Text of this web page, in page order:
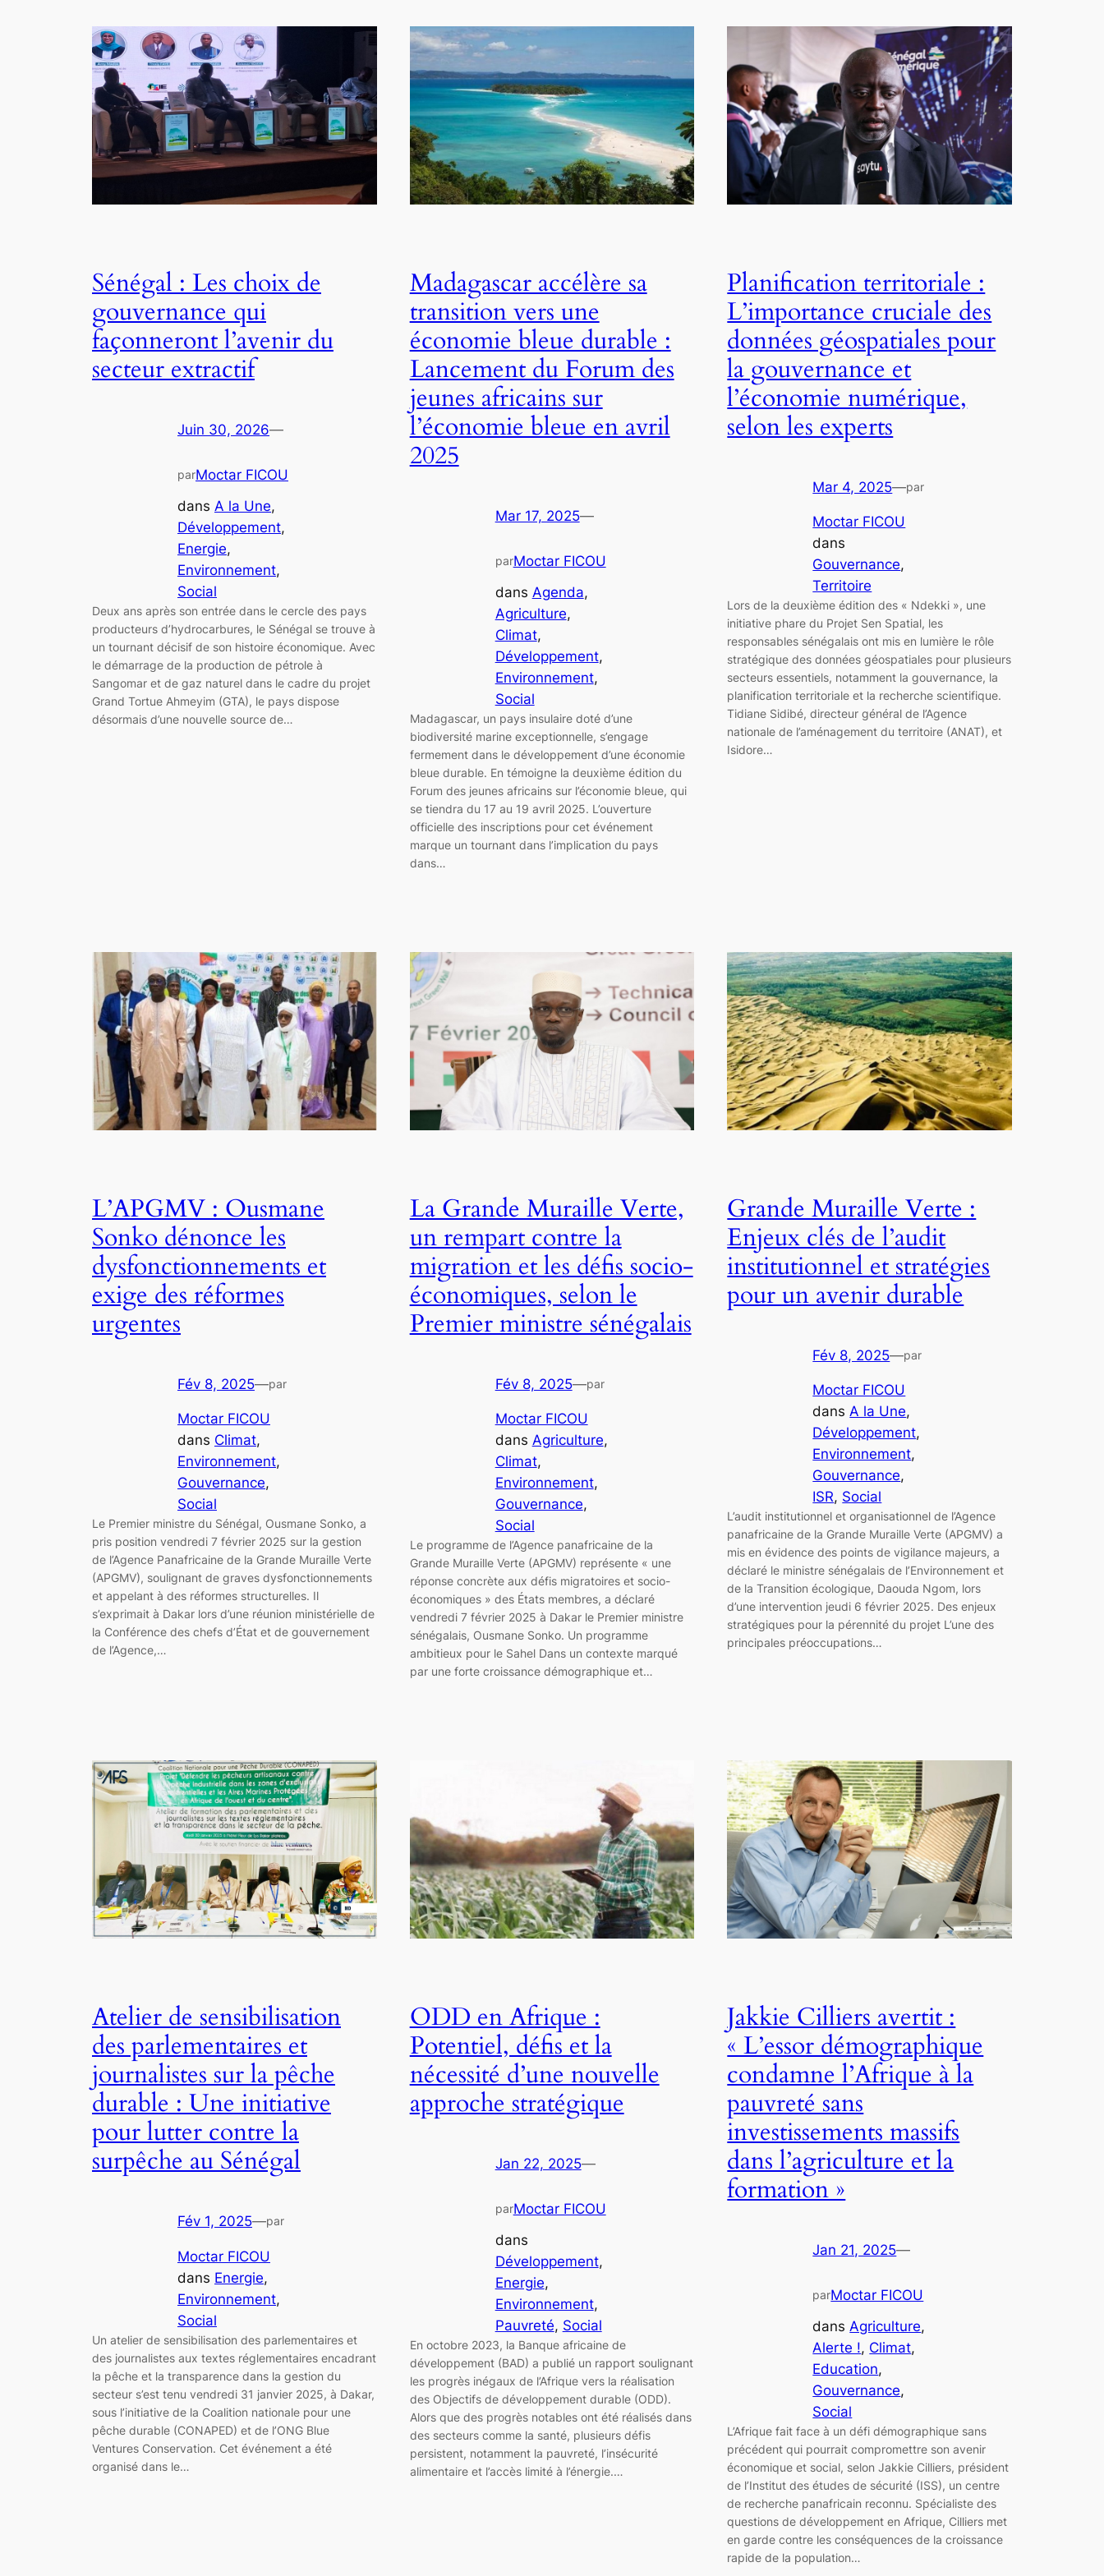
Sénégal : Les choix de
gouvernance qui
façonneront l’avenir du
secteur extractif
Juin 30, 2026—
parMoctar FICOU
dans A la Une
Développement
Energie
Environnement
Social
Deux ans après son entrée dans le cercle des pays
producteurs d’hydrocarbures, le Sénégal se trouve à
un tournant décisif de son histoire économique. Avec
le démarrage de la production de pétrole à
Sangomar et de gaz naturel dans le cadre du projet
Grand Tortue Ahmeyim (GTA), le pays dispose
désormais d’une nouvelle source de…
Madagascar accélère sa
transition vers une
économie bleue durable :
Lancement du Forum des
jeunes africains sur
l’économie bleue en avril
2025
Mar 17, 2025—
parMoctar FICOU
dans Agenda
Agriculture
Climat
Développement
Environnement
Social
Madagascar, un pays insulaire doté d’une
biodiversité marine exceptionnelle, s’engage
fermement dans le développement d’une économie
bleue durable. En témoigne la deuxième édition du
Forum des jeunes africains sur l’économie bleue, qui
se tiendra du 17 au 19 avril 2025. L’ouverture
officielle des inscriptions pour cet événement
marque un tournant dans l’implication du pays
dans…
Planification territoriale :
L’importance cruciale des
données géospatiales pour
la gouvernance et
l’économie numérique,
selon les experts
Mar 4, 2025—par
Moctar FICOU
dans
Gouvernance
Territoire
Lors de la deuxième édition des « Ndekki », une
initiative phare du Projet Sen Spatial, les
responsables sénégalais ont mis en lumière le rôle
stratégique des données géospatiales pour plusieurs
secteurs essentiels, notamment la gouvernance, la
planification territoriale et la recherche scientifique.
Tidiane Sidibé, directeur général de l’Agence
nationale de l’aménagement du territoire (ANAT), et
Isidore…
L’APGMV : Ousmane
Sonko dénonce les
dysfonctionnements et
exige des réformes
urgentes
Fév 8, 2025—par
Moctar FICOU
dans Climat
Environnement
Gouvernance
Social
Le Premier ministre du Sénégal, Ousmane Sonko, a
pris position vendredi 7 février 2025 sur la gestion
de l’Agence Panafricaine de la Grande Muraille Verte
(APGMV), soulignant de graves dysfonctionnements
et appelant à des réformes structurelles. Il
s’exprimait à Dakar lors d’une réunion ministérielle de
la Conférence des chefs d’État et de gouvernement
de l’Agence,…
La Grande Muraille Verte,
un rempart contre la
migration et les défis socio-
économiques, selon le
Premier ministre sénégalais
Fév 8, 2025—par
Moctar FICOU
dans Agriculture
Climat
Environnement
Gouvernance
Social
Le programme de l’Agence panafricaine de la
Grande Muraille Verte (APGMV) représente « une
réponse concrète aux défis migratoires et socio-
économiques » des États membres, a déclaré
vendredi 7 février 2025 à Dakar le Premier ministre
sénégalais, Ousmane Sonko. Un programme
ambitieux pour le Sahel Dans un contexte marqué
par une forte croissance démographique et…
Grande Muraille Verte :
Enjeux clés de l’audit
institutionnel et stratégies
pour un avenir durable
Fév 8, 2025—par
Moctar FICOU
dansA la Une
Développement
Environnement
Gouvernance
ISR, Social
L’audit institutionnel et organisationnel de l’Agence
panafricaine de la Grande Muraille Verte (APGMV) a
mis en évidence des points de vigilance majeurs, a
déclaré le ministre sénégalais de l’Environnement et
de la Transition écologique, Daouda Ngom, lors
d’une intervention jeudi 6 février 2025. Des enjeux
stratégiques pour la pérennité du projet L’une des
principales préoccupations…
Atelier de sensibilisation
des parlementaires et
journalistes sur la pêche
durable : Une initiative
pour lutter contre la
surpêche au Sénégal
Fév 1, 2025—par
Moctar FICOU
dans Energie
Environnement
Social
Un atelier de sensibilisation des parlementaires et
des journalistes aux textes réglementaires encadrant
la pêche et la transparence dans la gestion du
secteur s’est tenu vendredi 31 janvier 2025, à Dakar,
sous l’initiative de la Coalition nationale pour une
pêche durable (CONAPED) et de l’ONG Blue
Ventures Conservation. Cet événement a été
organisé dans le…
ODD en Afrique :
Potentiel, défis et la
nécessité d’une nouvelle
approche stratégique
Jan 22, 2025—
parMoctar FICOU
dans
Développement
Energie
Environnement
Pauvreté, Social
En octobre 2023, la Banque africaine de
développement (BAD) a publié un rapport soulignant
les progrès inégaux de l’Afrique vers la réalisation
des Objectifs de développement durable (ODD).
Alors que des progrès notables ont été réalisés dans
des secteurs comme la santé, plusieurs défis
persistent, notamment la pauvreté, l’insécurité
alimentaire et l’accès limité à l’énergie.…
Jakkie Cilliers avertit :
« L’essor démographique
condamne l’Afrique à la
pauvreté sans
investissements massifs
dans l’agriculture et la
formation »
Jan 21, 2025—
parMoctar FICOU
dansAgriculture
Alerte !, Climat
Education
Gouvernance
Social
L’Afrique fait face à un défi démographique sans
précédent qui pourrait compromettre son avenir
économique et social, selon Jakkie Cilliers, président
de l’Institut des études de sécurité (ISS), un centre
de recherche panafricain reconnu. Spécialiste des
questions de développement en Afrique, Cilliers met
en garde contre les conséquences de la croissance
rapide de la population…